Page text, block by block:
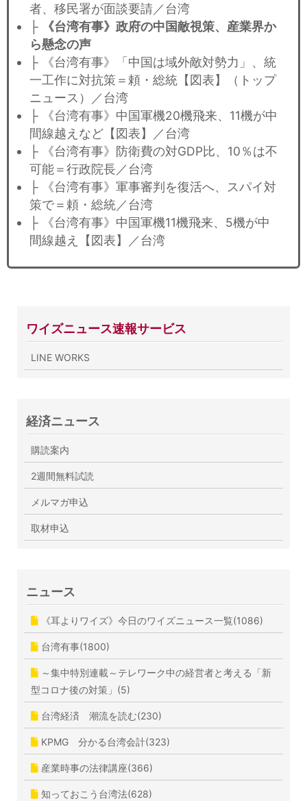
者、移民署が面談要請／台湾
├
《台湾有事》政府の中国敵視策、産業界か
ら懸念の声
├ 《台湾有事》「中国は域外敵対勢力」、統
一工作に対抗策＝頼・総統【図表】（トップ
ニュース）／台湾
├ 《台湾有事》中国軍機20機飛来、11機が中
間線越えなど【図表】／台湾
├ 《台湾有事》防衛費の対GDP比、10％は不
可能＝行政院長／台湾
├ 《台湾有事》軍事審判を復活へ、スパイ対
策で＝頼・総統／台湾
├ 《台湾有事》中国軍機11機飛来、5機が中
間線越え【図表】／台湾
ワイズニュース速報サービス
LINE WORKS
経済ニュース
購読案内
2週間無料試読
メルマガ申込
取材申込
ニュース
《耳よりワイズ》今日のワイズニュース一覧(1086)
台湾有事(1800)
～集中特別連載～テレワーク中の経営者と考える「新
型コロナ後の対策」(5)
台湾経済 潮流を読む(230)
KPMG 分かる台湾会計(323)
産業時事の法律講座(366)
知っておこう台湾法(628)